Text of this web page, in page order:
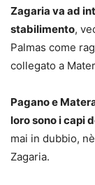
Zagaria va ad
stabilimento,
Palmas come
collegato a
Pagano e
loro sono i capi
mai in dubbio,
Zagaria.